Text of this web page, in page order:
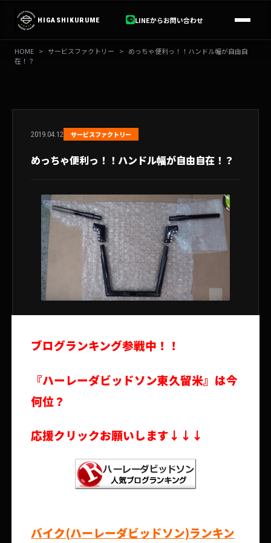
ス
HIGASHIKURUME LINEからお問い合わせ
HOME > サービスファクトリー > めっちゃ便利っ！！ハンドル幅が自由自
在！？
2019.04.12 サービスファクトリー
めっちゃ便利っ！！ハンドル幅が自由自在！？
ブログランキング参戦中！！
『ハーレーダビッドソン東久留米』は今
何位？
応援クリックお願いします↓↓↓
バイク(ハーレーダビッドソン)ランキン